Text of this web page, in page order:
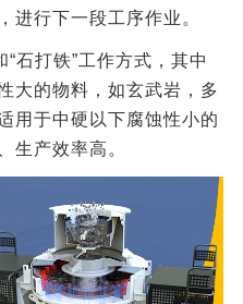
进行下一段工序作业。
石打铁”工作方式，其中
大的物料，如玄武岩，多
用于中硬以下腐蚀性小的
生产效率高。